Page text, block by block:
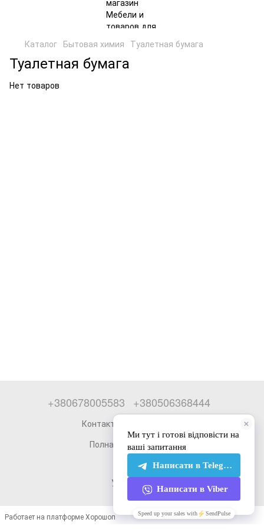
Каталог Бытовая химия Туалетная бумага
Туалетная бумага
Нет товаров
+380678005583 +380506368444
Контактная информация
Полная версия сайта
© 2026
Укр Рус
Работает на платформе Хорошоп